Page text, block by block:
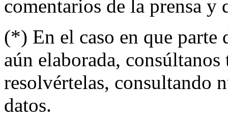
comentarios de la prensa
(*) En el caso en que parte
aún elaborada,
resolvértelas, consultando
datos.